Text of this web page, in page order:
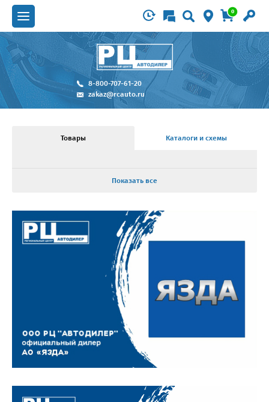
0
8-800-707-61-20
zakaz@rcauto.ru
Товары Каталоги и схемы
Показать все